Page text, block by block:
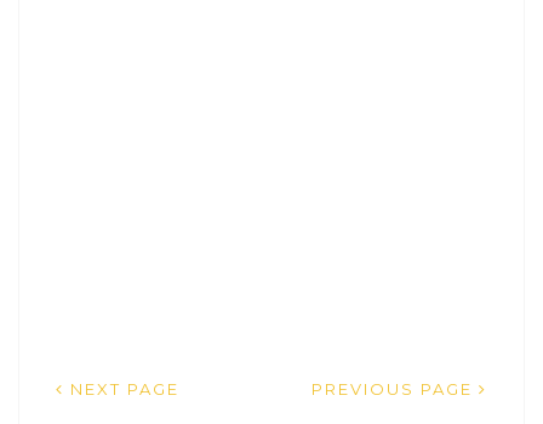
NEXT PAGE PREVIOUS PAGE